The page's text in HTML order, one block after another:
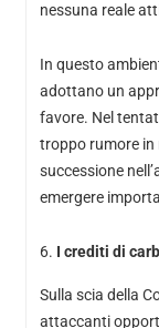
nessuna reale
In questo
adottano un
favore. Nel
troppo rumore in
successione
emergere
I crediti di
Sulla scia della
attaccanti